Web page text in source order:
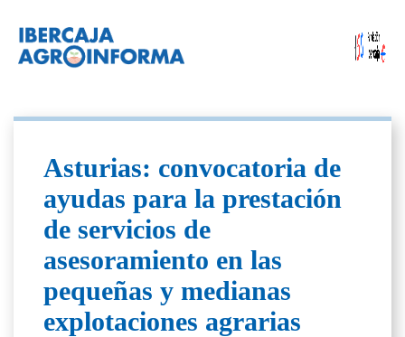
Asturias: convocatoria de
ayudas para la prestación
de servicios de
asesoramiento en las
pequeñas y medianas
explotaciones agrarias